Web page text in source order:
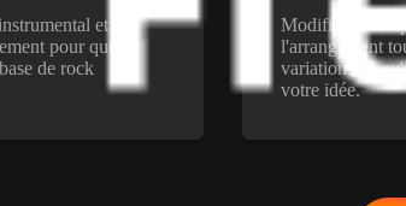
et la
pour que le
de rock
Modifiez le
l'arrangement
variations
votre idée.